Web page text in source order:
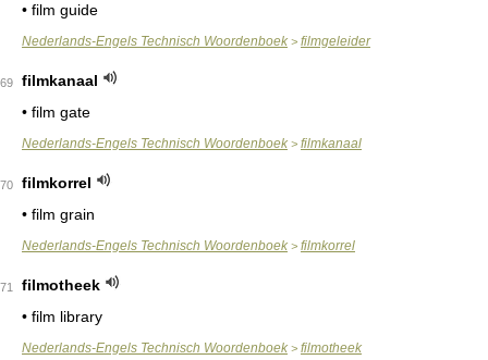
• film guide
Nederlands-Engels Technisch Woordenboek > filmgeleider
69
filmkanaal
• film gate
Nederlands-Engels Technisch Woordenboek > filmkanaal
70
filmkorrel
• film grain
Nederlands-Engels Technisch Woordenboek > filmkorrel
71
filmotheek
• film library
Nederlands-Engels Technisch Woordenboek > filmotheek